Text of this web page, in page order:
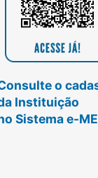
o
Instituição
Sistema e-